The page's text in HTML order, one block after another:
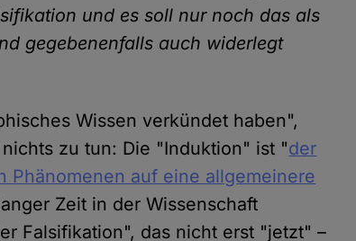
und es soll nur noch das als
gegebenenfalls auch widerlegt
Wissen verkündet haben",
zu tun: Die "Induktion" ist "der
Phänomenen auf eine allgemeinere
Zeit in der Wissenschaft
Falsifikation", das nicht erst "jetzt" –